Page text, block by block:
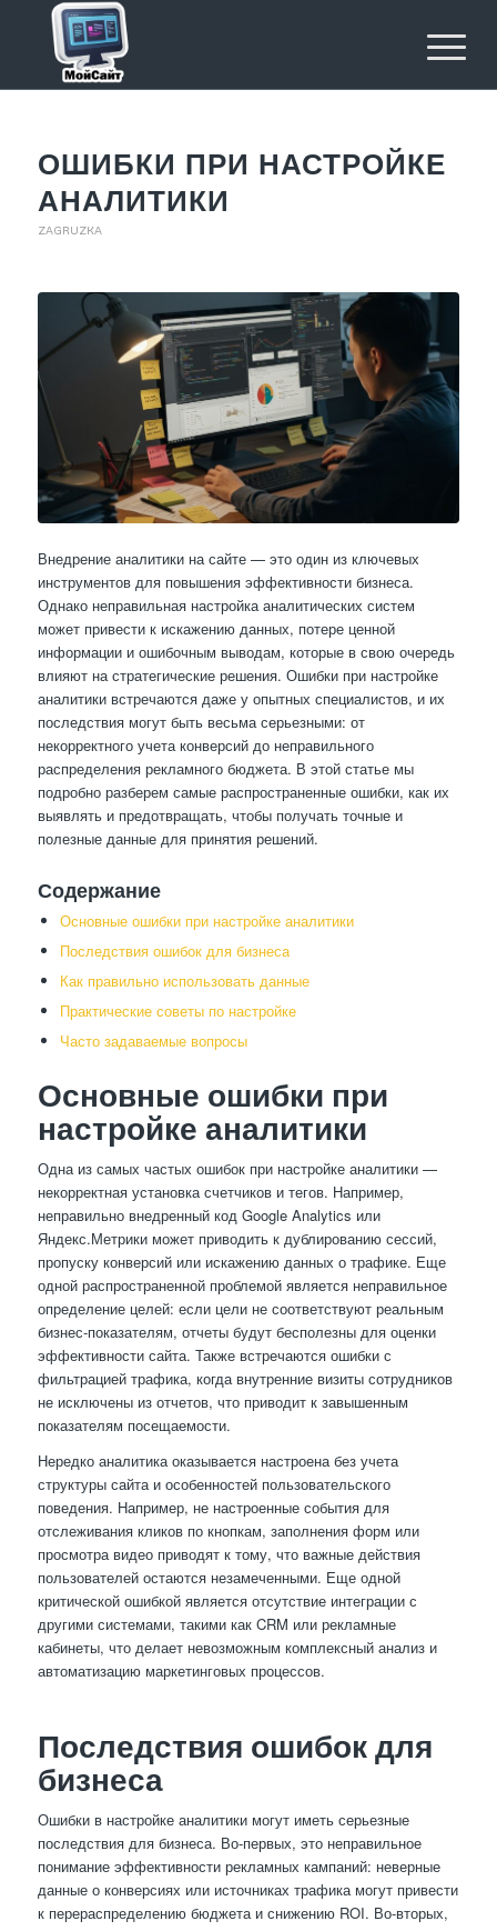
ОШИБКИ ПРИ НАСТРОЙКЕ
АНАЛИТИКИ
ZAGRUZKA
Внедрение аналитики на сайте — это один из ключевых
инструментов для повышения эффективности бизнеса.
Однако неправильная настройка аналитических систем
может привести к искажению данных, потере ценной
информации и ошибочным выводам, которые в свою очередь
влияют на стратегические решения. Ошибки при настройке
аналитики встречаются даже у опытных специалистов, и их
последствия могут быть весьма серьезными: от
некорректного учета конверсий до неправильного
распределения рекламного бюджета. В этой статье мы
подробно разберем самые распространенные ошибки, как их
выявлять и предотвращать, чтобы получать точные и
полезные данные для принятия решений.
Содержание
Основные ошибки при настройке аналитики
Последствия ошибок для бизнеса
Как правильно использовать данные
Практические советы по настройке
Часто задаваемые вопросы
Основные ошибки при
настройке аналитики
Одна из самых частых ошибок при настройке аналитики —
некорректная установка счетчиков и тегов. Например,
неправильно внедренный код Google Analytics или
Яндекс.Метрики может приводить к дублированию сессий,
пропуску конверсий или искажению данных о трафике. Еще
одной распространенной проблемой является неправильное
определение целей: если цели не соответствуют реальным
бизнес-показателям, отчеты будут бесполезны для оценки
эффективности сайта. Также встречаются ошибки с
фильтрацией трафика, когда внутренние визиты сотрудников
не исключены из отчетов, что приводит к завышенным
показателям посещаемости.
Нередко аналитика оказывается настроена без учета
структуры сайта и особенностей пользовательского
поведения. Например, не настроенные события для
отслеживания кликов по кнопкам, заполнения форм или
просмотра видео приводят к тому, что важные действия
пользователей остаются незамеченными. Еще одной
критической ошибкой является отсутствие интеграции с
другими системами, такими как CRM или рекламные
кабинеты, что делает невозможным комплексный анализ и
автоматизацию маркетинговых процессов.
Последствия ошибок для
бизнеса
Ошибки в настройке аналитики могут иметь серьезные
последствия для бизнеса. Во-первых, это неправильное
понимание эффективности рекламных кампаний: неверные
данные о конверсиях или источниках трафика могут привести
к перераспределению бюджета и снижению ROI. Во-вторых,